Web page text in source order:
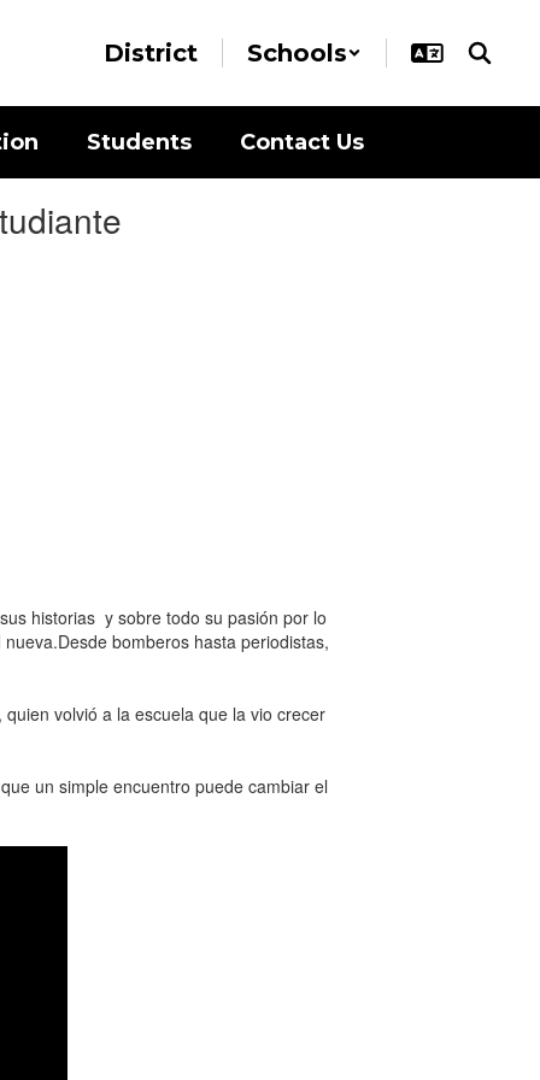
District Schools
Students Contact Us
historias y sobre todo su pasión por lo
bomberos hasta periodistas,
volvió a la escuela que la vio crecer
un simple encuentro puede cambiar el